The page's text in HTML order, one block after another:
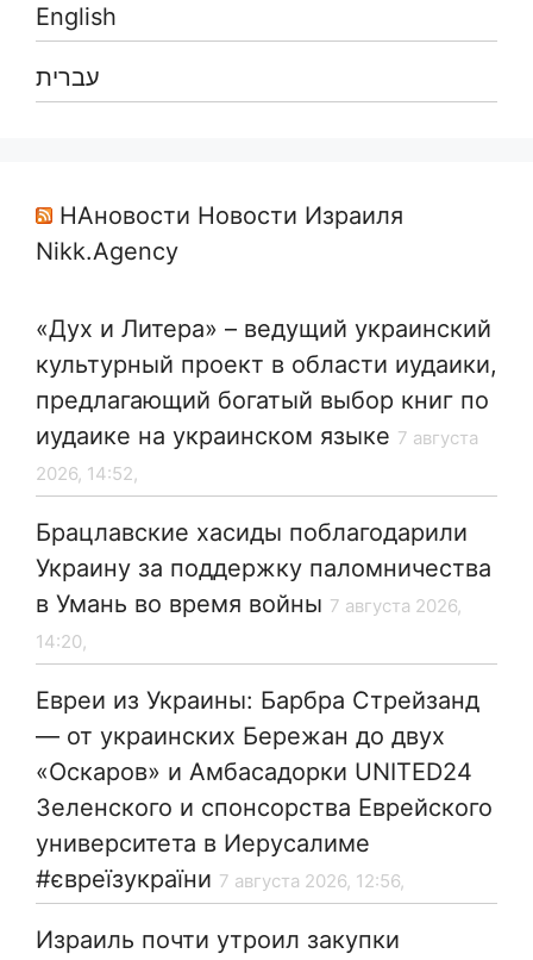
English
עברית
НАновости Новости Израиля
Nikk.Agency
«Дух и Литера» – ведущий украинский
культурный проект в области иудаики,
предлагающий богатый выбор книг по
иудаике на украинском языке 7 августа
2026, 14:52,
Брацлавские хасиды поблагодарили
Украину за поддержку паломничества
в Умань во время войны 7 августа 2026,
14:20,
Евреи из Украины: Барбра Стрейзанд
— от украинских Бережан до двух
«Оскаров» и Амбасадорки UNITED24
Зеленского и спонсорства Еврейского
университета в Иерусалиме
#євреїзукраїни 7 августа 2026, 12:56,
Израиль почти утроил закупки